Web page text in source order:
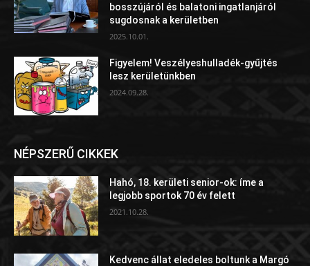
bosszújáról és balatoni ingatlanjáról
sugdosnak a kerületben
2025.10.01.
Figyelem! Veszélyeshulladék-gyűjtés
lesz kerületünkben
2024.09.28.
NÉPSZERŰ CIKKEK
Hahó, 18. kerületi senior-ok: íme a
legjobb sportok 70 év felett
2021.10.28.
Kedvenc állat eledeles boltunk a Margó